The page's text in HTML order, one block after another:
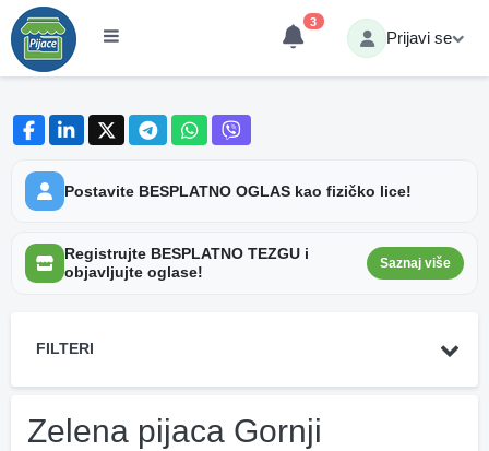
3
Prijavi se
Postavite BESPLATNO OGLAS kao fizičko lice!
Registrujte BESPLATNO TEZGU i
objavljujte oglase!
Saznaj više
FILTERI
Zelena pijaca Gornji